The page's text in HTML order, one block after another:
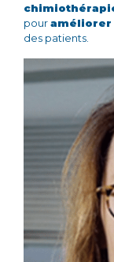
pouraméliorer
des patients.